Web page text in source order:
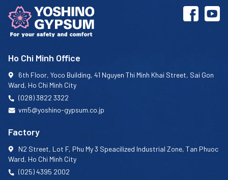
Ho Chi Minh Office
6th Floor, Yoco Building, 41 Nguyen Thi Minh Khai Street, Sai Gon
Ward, Ho Chi Minh City
(028) 3822 3322
vm5@yoshino-gypsum.co.jp
Factory
N2 Street, Lot F, Phu My 3 Speacilized Industrial Zone, Tan Phuoc
Ward, Ho Chi Minh City
(025) 4395 2002